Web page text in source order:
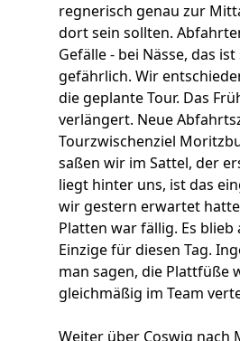
regnerisch genau zur
dort sein sollten.
Gefälle - bei Nässe, das
gefährlich. Wir
die geplante Tour. Das
verlängert. Neue
Tourzwischenziel
saßen wir im Sattel, der
liegt hinter uns, ist das
wir gestern erwartet
Platten war fällig. Es blieb
Einzige für diesen Tag.
man sagen, die Plattfüße
gleichmäßig im Team
Weiter über Coswig nach